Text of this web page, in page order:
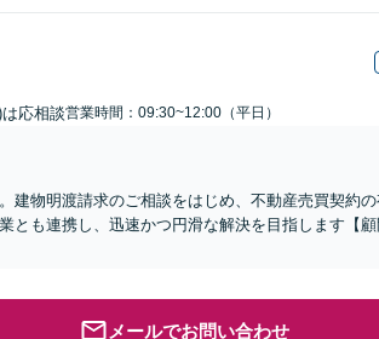
応相談営業時間：09:30~12:00（平日）
建物明渡請求のご相談をはじめ、不動産売買契約の
とも連携し、迅速かつ円滑な解決を目指します【
メールでお問い合わせ